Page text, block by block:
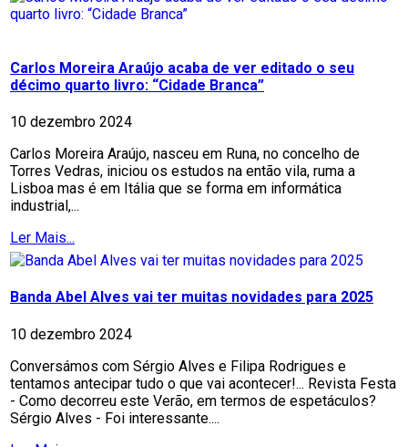
Carlos Moreira Araújo acaba de ver editado o seu
décimo quarto livro: “Cidade Branca”
10 dezembro 2024
Carlos Moreira Araújo, nasceu em Runa, no concelho de
Torres Vedras, iniciou os estudos na então vila, ruma a
Lisboa mas é em Itália que se forma em informática
industrial,...
Ler Mais...
Banda Abel Alves vai ter muitas novidades para 2025
10 dezembro 2024
Conversámos com Sérgio Alves e Filipa Rodrigues e
tentamos antecipar tudo o que vai acontecer!... Revista Festa
- Como decorreu este Verão, em termos de espetáculos?
Sérgio Alves - Foi interessante....